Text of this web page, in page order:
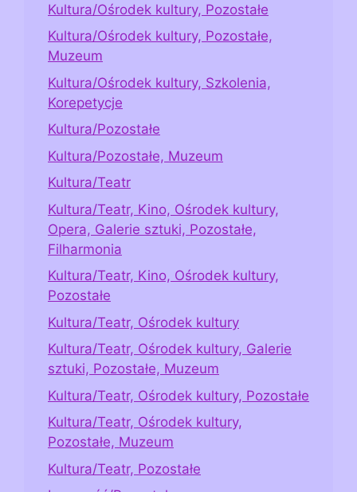
Kultura/Ośrodek kultury, Pozostałe
Kultura/Ośrodek kultury, Pozostałe,
Muzeum
Kultura/Ośrodek kultury, Szkolenia,
Korepetycje
Kultura/Pozostałe
Kultura/Pozostałe, Muzeum
Kultura/Teatr
Kultura/Teatr, Kino, Ośrodek kultury,
Opera, Galerie sztuki, Pozostałe,
Filharmonia
Kultura/Teatr, Kino, Ośrodek kultury,
Pozostałe
Kultura/Teatr, Ośrodek kultury
Kultura/Teatr, Ośrodek kultury, Galerie
sztuki, Pozostałe, Muzeum
Kultura/Teatr, Ośrodek kultury, Pozostałe
Kultura/Teatr, Ośrodek kultury,
Pozostałe, Muzeum
Kultura/Teatr, Pozostałe